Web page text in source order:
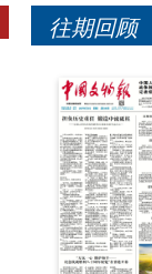
往期回顾